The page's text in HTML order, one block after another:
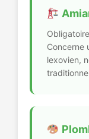
Concerne
lexovien,